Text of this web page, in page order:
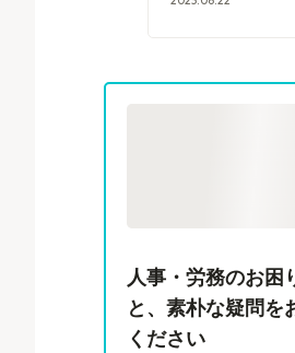
人事・労務のお困
と、素朴な疑問を
ください